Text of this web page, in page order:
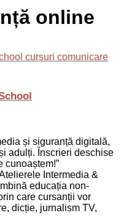
online
și siguranță digitală,
adulți. Înscrieri deschise
cunoaștem!”
Intermedia &
educația non-
care cursanții vor
dicție, jurnalism TV,